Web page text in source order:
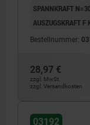
SPANNKRAFT
AUSZUGSKRAFT F
Bestellnummer:
28,97 €
zzgl. MwSt.
zzgl. Versandkosten
03192